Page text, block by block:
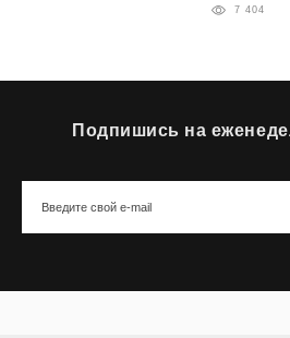
7 404
Подпишись на